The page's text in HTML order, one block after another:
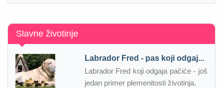
Slavne životinje
Labrador Fred - pas koji odgaj...
Labrador Fred koji odgaja pačiće - još
jedan primer plemenitosti životinja.